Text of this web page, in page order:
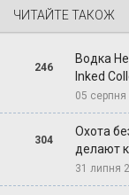
ЧИТАЙТЕ ТАКОЖ
246
Водка
Inked
05 серпня
304
Охота
делают
31 липня